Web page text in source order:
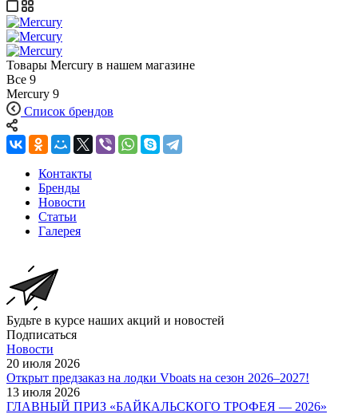
Товары Mercury в нашем магазине
Все 9
Mercury 9
Список брендов
Контакты
Бренды
Новости
Статьи
Галерея
Будьте в курсе наших акций и новостей
Подписаться
Новости
20 июля 2026
Открыт предзаказ на лодки Vboats на сезон 2026–2027!
13 июля 2026
ГЛАВНЫЙ ПРИЗ «БАЙКАЛЬСКОГО ТРОФЕЯ — 2026»